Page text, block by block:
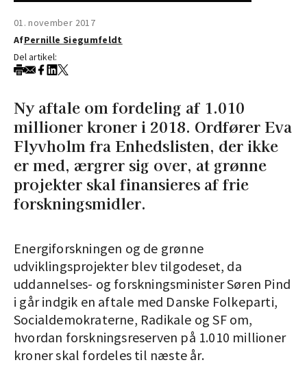
01. november 2017
AfPernille Siegumfeldt
Del artikel:
Ny aftale om fordeling af 1.010
millioner kroner i 2018. Ordfører Eva
Flyvholm fra Enhedslisten, der ikke
er med, ærgrer sig over, at grønne
projekter skal finansieres af frie
forskningsmidler.
Energiforskningen og de grønne
udviklingsprojekter blev tilgodeset, da
uddannelses- og forskningsminister Søren Pind
i går indgik en aftale med Danske Folkeparti,
Socialdemokraterne, Radikale og SF om,
hvordan forskningsreserven på 1.010 millioner
kroner skal fordeles til næste år.